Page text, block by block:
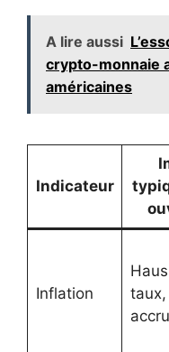
A lire aussi
crypto-monnaie
américaines
Indicateur
Inflation